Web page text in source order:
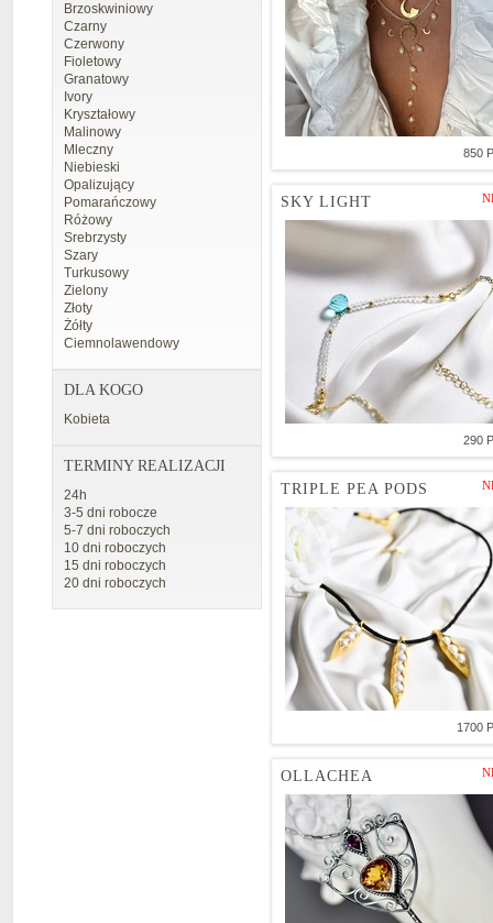
Brzoskwiniowy
Czarny
Czerwony
Fioletowy
Granatowy
Ivory
Kryształowy
Malinowy
Mleczny
Niebieski
Opalizujący
Pomarańczowy
Różowy
Srebrzysty
Szary
Turkusowy
Zielony
Złoty
Żółty
Ciemnolawendowy
DLA KOGO
Kobieta
TERMINY REALIZACJI
24h
3-5 dni robocze
5-7 dni roboczych
10 dni roboczych
15 dni roboczych
20 dni roboczych
850
SKY LIGHT
290
TRIPLE PEA PODS
1700
OLLACHEA